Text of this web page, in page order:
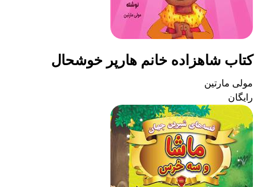
کتاب شاهزاده خانم هارپر خوشحال
مولی مارتین
رایگان